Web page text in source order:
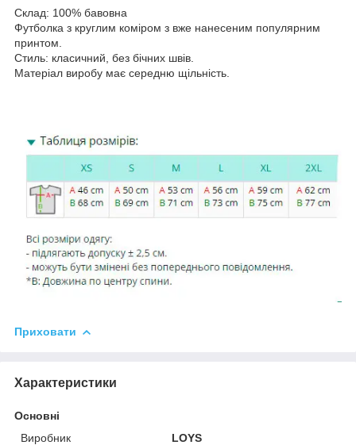
Склад: 100% бавовна
Футболка з круглим коміром з вже нанесеним популярним
принтом.
Стиль: класичний, без бічних швів.
Матеріал виробу має середню щільність.
Приховати
Характеристики
Основні
Виробник
LOYS